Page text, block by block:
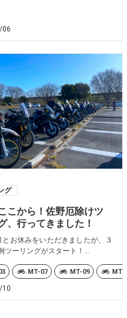
06
グ
こから！佐野厄除けツ
、行ってきました！
とお休みをいただきましたが、３
ツーリングがスタート！...
MT-07 MT-09 MT-
10